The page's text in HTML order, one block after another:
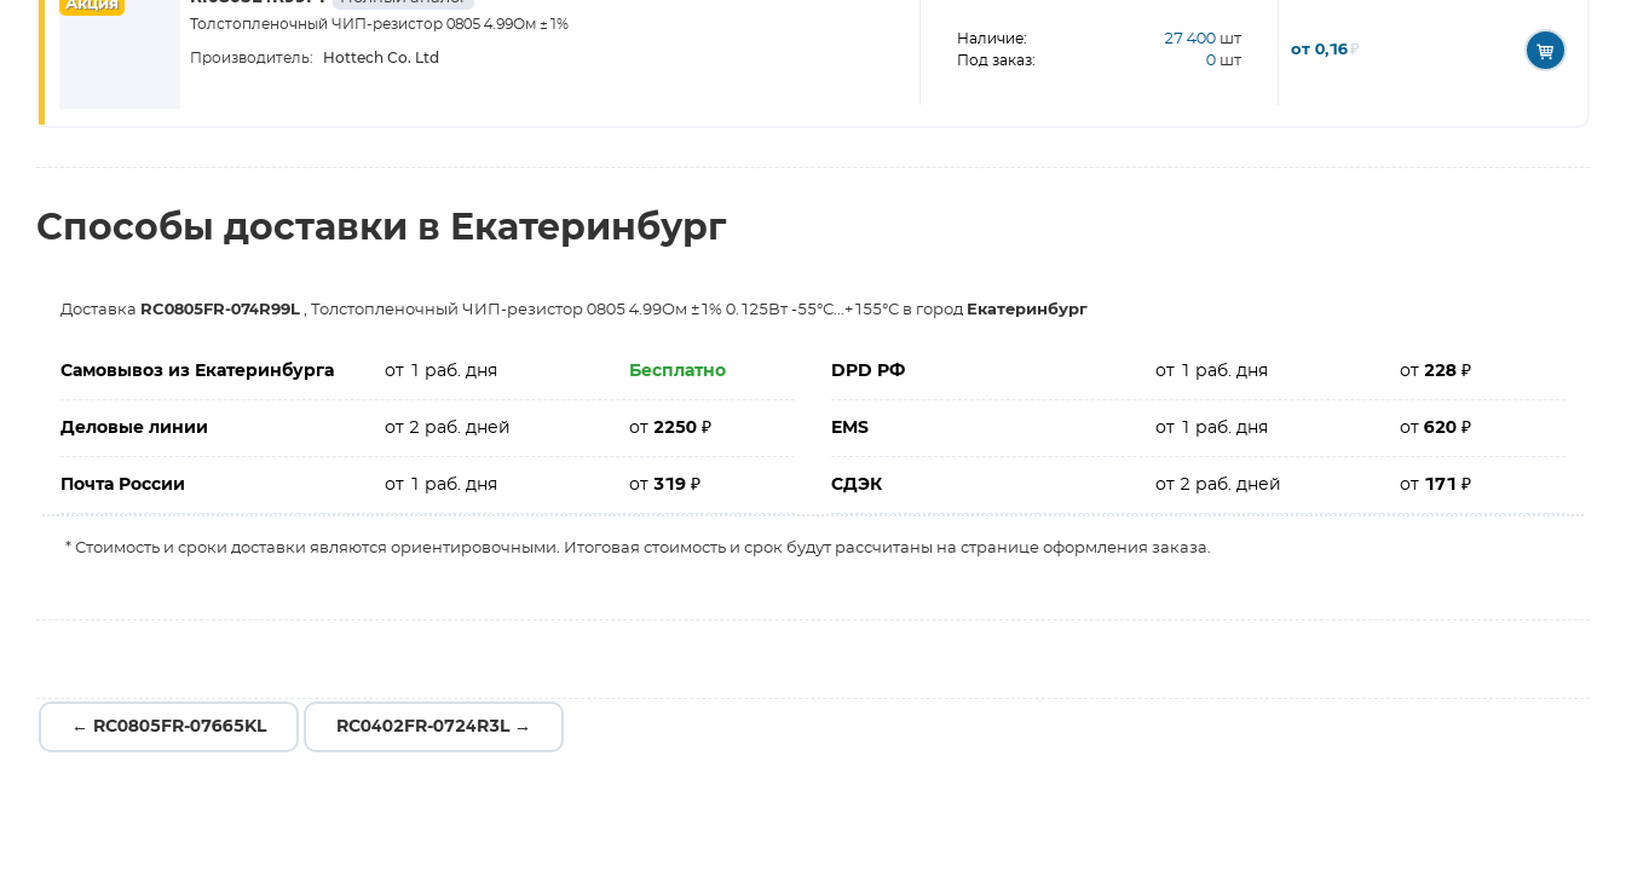
Акция
Толстопленочный ЧИП-резистор 0805 4.99Ом ±1%
Производитель: Hottech Co. Ltd
Наличие: 27 400 шт
Под заказ: 0 шт
от 0,16₽
Способы доставки в Екатеринбург
Доставка RC0805FR-074R99L , Толстопленочный ЧИП-резистор 0805 4.99Ом ±1% 0.125Вт -55°С...+155°С в город Екатеринбург
Самовывоз из Екатеринбурга от 1 раб. дня Бесплатно DPD РФ от 1 раб. дня от228₽
Деловые линии от 2 раб. дней от2250₽ EMS от 1 раб. дня от620₽
Почта России от 1 раб. дня от319₽ СДЭК от 2 раб. дней от 171₽
* Стоимость и сроки доставки являются ориентировочными. Итоговая стоимость и срок будут рассчитаны на странице оформления заказа.
← RC0805FR-07665KL RC0402FR-0724R3L →